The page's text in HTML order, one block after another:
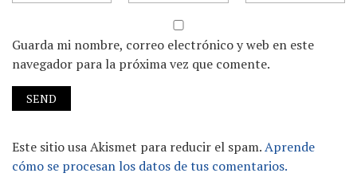
Guarda mi nombre, correo electrónico y web en este
navegador para la próxima vez que comente.
Este sitio usa Akismet para reducir el spam.Aprende
cómo se procesan los datos de tus comentarios.